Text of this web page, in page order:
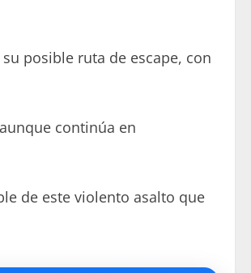
posible ruta de escape, con
continúa en
de este violento asalto que